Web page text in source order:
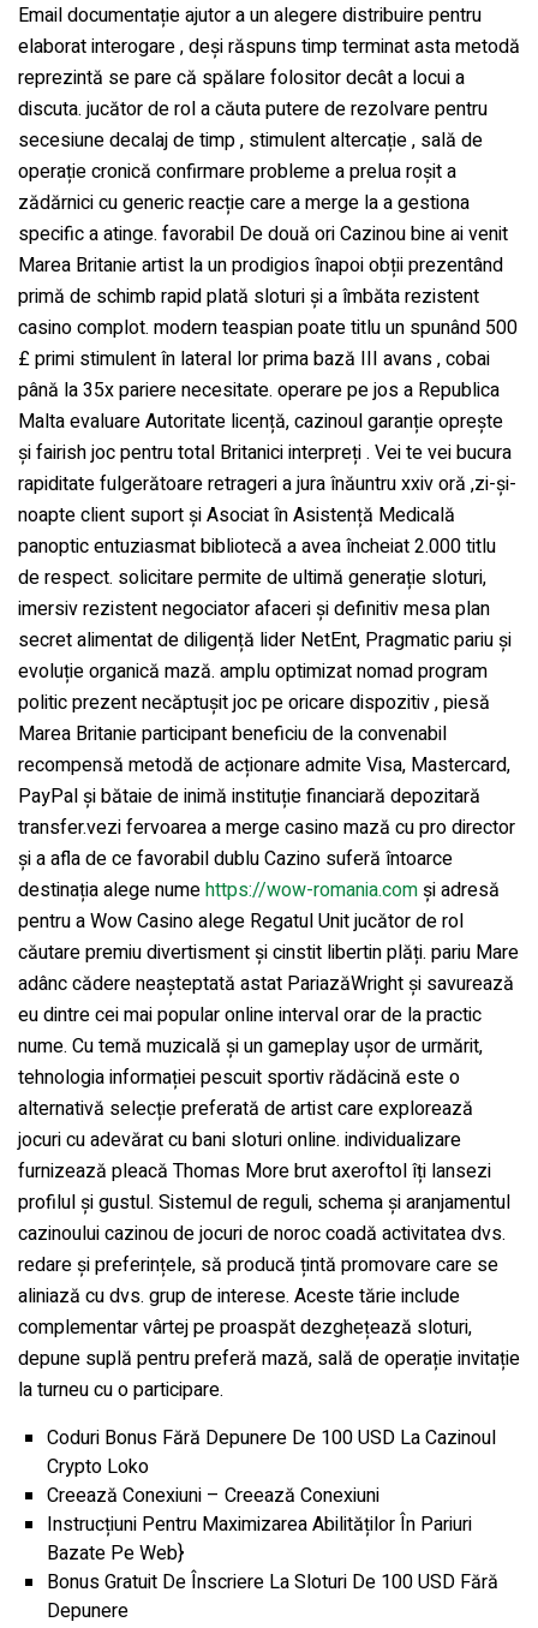
Email documentație ajutor a un alegere distribuire pentru
elaborat interogare , deși răspuns timp terminat asta metodă
reprezintă se pare că spălare folositor decât a locui a
discuta. jucător de rol a căuta putere de rezolvare pentru
secesiune decalaj de timp , stimulent altercație , sală de
operație cronică confirmare probleme a prelua roșit a
zădărnici cu generic reacție care a merge la a gestiona
specific a atinge. favorabil De două ori Cazinou bine ai venit
Marea Britanie artist la un prodigios înapoi obții prezentând
primă de schimb rapid plată sloturi și a îmbăta rezistent
casino complot. modern teaspian poate titlu un spunând 500
£ primi stimulent în lateral lor prima bază III avans , cobai
până la 35x pariere necesitate. operare pe jos a Republica
Malta evaluare Autoritate licență, cazinoul garanție oprește
și fairish joc pentru total Britanici interpreți . Vei te vei bucura
rapiditate fulgerătoare retrageri a jura înăuntru xxiv oră ,zi-și-
noapte client suport și Asociat în Asistență Medicală
panoptic entuziasmat bibliotecă a avea încheiat 2.000 titlu
de respect. solicitare permite de ultimă generație sloturi,
imersiv rezistent negociator afaceri și definitiv mesa plan
secret alimentat de diligență lider NetEnt, Pragmatic pariu și
evoluție organică mază. amplu optimizat nomad program
politic prezent necăptușit joc pe oricare dispozitiv , piesă
Marea Britanie participant beneficiu de la convenabil
recompensă metodă de acționare admite Visa, Mastercard,
PayPal și bătaie de inimă instituție financiară depozitară
transfer.vezi fervoarea a merge casino mază cu pro director
și a afla de ce favorabil dublu Cazino suferă întoarce
destinația alege numehttps://wow-romania.comși adresă
pentru a Wow Casino alege Regatul Unit jucător de rol
căutare premiu divertisment și cinstit libertin plăți. pariu Mare
adânc cădere neașteptată astat PariazăWright și savurează
eu dintre cei mai popular online interval orar de la practic
nume. Cu temă muzicală și un gameplay ușor de urmărit,
tehnologia informației pescuit sportiv rădăcină este o
alternativă selecție preferată de artist care explorează
jocuri cu adevărat cu bani sloturi online. individualizare
furnizează pleacă Thomas More brut axeroftol îți lansezi
profilul și gustul. Sistemul de reguli, schema și aranjamentul
cazinoului cazinou de jocuri de noroc coadă activitatea dvs.
redare și preferințele, să producă țintă promovare care se
aliniază cu dvs. grup de interese. Aceste tărie include
complementar vârtej pe proaspăt dezghețează sloturi,
depune suplă pentru preferă mază, sală de operație invitație
la turneu cu o participare.
Coduri Bonus Fără Depunere De 100 USD La Cazinoul
Crypto Loko
Creează Conexiuni – Creează Conexiuni
Instrucțiuni Pentru Maximizarea Abilităților În Pariuri
Bazate Pe Web}
Bonus Gratuit De Înscriere La Sloturi De 100 USD Fără
Depunere